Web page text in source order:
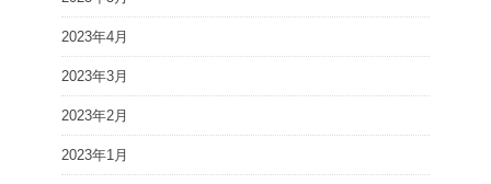
2023年4月
2023年3月
2023年2月
2023年1月